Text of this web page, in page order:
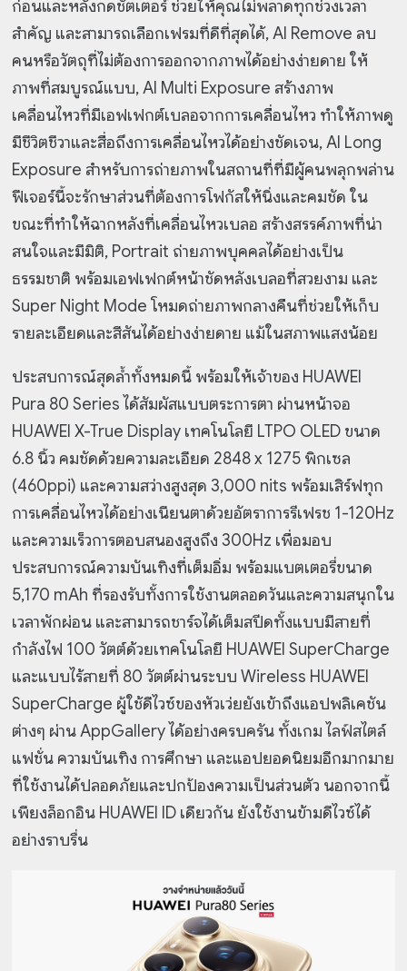
ก่อนและหลังกดชัตเตอร์ ช่วยให้คุณไม่พลาดทุกช่วงเวลา
สำคัญ และสามารถเลือกเฟรมที่ดีที่สุดได้, AI Remove ลบ
คนหรือวัตถุที่ไม่ต้องการออกจากภาพได้อย่างง่ายดาย ให้
ภาพที่สมบูรณ์แบบ, AI Multi Exposure สร้างภาพ
เคลื่อนไหวที่มีเอฟเฟกต์เบลอจากการเคลื่อนไหว ทำให้ภาพดู
มีชีวิตชีวาและสื่อถึงการเคลื่อนไหวได้อย่างชัดเจน, AI Long
Exposure สำหรับการถ่ายภาพในสถานที่ที่มีผู้คนพลุกพล่าน
ฟีเจอร์นี้จะรักษาส่วนที่ต้องการโฟกัสให้นิ่งและคมชัด ใน
ขณะที่ทำให้ฉากหลังที่เคลื่อนไหวเบลอ สร้างสรรค์ภาพที่น่า
สนใจและมีมิติ, Portrait ถ่ายภาพบุคคลได้อย่างเป็น
ธรรมชาติ พร้อมเอฟเฟกต์หน้าชัดหลังเบลอที่สวยงาม และ
Super Night Mode โหมดถ่ายภาพกลางคืนที่ช่วยให้เก็บ
รายละเอียดและสีสันได้อย่างง่ายดาย แม้ในสภาพแสงน้อย
ประสบการณ์สุดล้ำทั้งหมดนี้ พร้อมให้เจ้าของ HUAWEI
Pura 80 Series ได้สัมผัสแบบตระการตา ผ่านหน้าจอ
HUAWEI X-True Display เทคโนโลยี LTPO OLED ขนาด
6.8 นิ้ว คมชัดด้วยความละเอียด 2848 x 1275 พิกเซล
(460ppi) และความสว่างสูงสุด 3,000 nits พร้อมเสิร์ฟทุก
การเคลื่อนไหวได้อย่างเนียนตาด้วยอัตราการรีเฟรช 1-120Hz
และความเร็วการตอบสนองสูงถึง 300Hz เพื่อมอบ
ประสบการณ์ความบันเทิงที่เต็มอิ่ม พร้อมแบตเตอรี่ขนาด
5,170 mAh ที่รองรับทั้งการใช้งานตลอดวันและความสนุกใน
เวลาพักผ่อน และสามารถชาร์จได้เต็มสปีดทั้งแบบมีสายที่
กำลังไฟ 100 วัตต์ด้วยเทคโนโลยี HUAWEI SuperCharge
และแบบไร้สายที่ 80 วัตต์ผ่านระบบ Wireless HUAWEI
SuperCharge ผู้ใช้ดีไวซ์ของหัวเว่ยยังเข้าถึงแอปพลิเคชัน
ต่างๆ ผ่าน AppGallery ได้อย่างครบครัน ทั้งเกม ไลฟ์สไตล์
แฟชั่น ความบันเทิง การศึกษา และแอปยอดนิยมอีกมากมาย
ที่ใช้งานได้ปลอดภัยและปกป้องความเป็นส่วนตัว นอกจากนี้
เพียงล็อกอิน HUAWEI ID เดียวกัน ยังใช้งานข้ามดีไวซ์ได้
อย่างราบรื่น